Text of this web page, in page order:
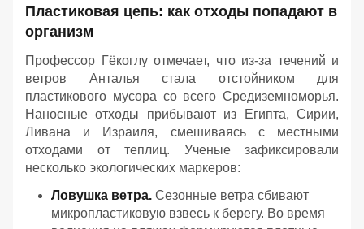
Пластиковая цепь: как отходы попадают в
организм
Профессор Гёкоглу отмечает, что из-за течений и
ветров Анталья стала отстойником для
пластикового мусора со всего Средиземноморья.
Наносные отходы прибывают из Египта, Сирии,
Ливана и Израиля, смешиваясь с местными
отходами от теплиц. Ученые зафиксировали
несколько экологических маркеров:
Ловушка ветра. Сезонные ветра сбивают
микропластиковую взвесь к берегу. Во время